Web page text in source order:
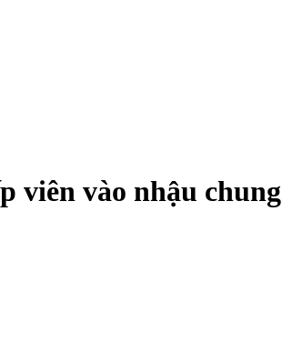
viê‌n vào nhậu chung